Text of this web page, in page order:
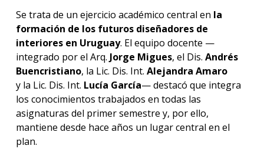
Se trata de un ejercicio académico central en la
formación de los futuros diseñadores de
interiores en Uruguay. El equipo docente —
integrado por el Arq. Jorge Migues, el Dis. Andrés
Buencristiano, la Lic. Dis. Int. Alejandra Amaro
yla Lic. Dis. Int. Lucía García— destacó que integra
los conocimientos trabajados en todas las
asignaturas del primer semestre y, por ello,
mantiene desde hace años un lugar central en el
plan.